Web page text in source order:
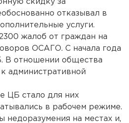
скидку за
отказывал в
услуги.
жалоб от граждан на
ОСАГО. С начала года
В отношении общества
административной
ЦБ стало для них
в рабочем режиме.
недоразумения на местах и,